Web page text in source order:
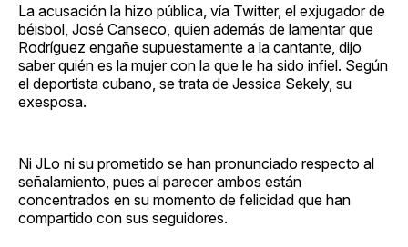
La acusación la hizo pública, vía Twitter, el exjugador de
béisbol, José Canseco, quien además de lamentar que
Rodríguez engañe supuestamente a la cantante, dijo
saber quién es la mujer con la que le ha sido infiel. Según
el deportista cubano, se trata de Jessica Sekely, su
exesposa.
Ni JLo ni su prometido se han pronunciado respecto al
señalamiento, pues al parecer ambos están
concentrados en su momento de felicidad que han
compartido con sus seguidores.